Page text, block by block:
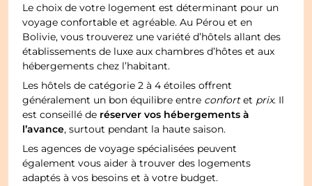
Le choix de votre logement est déterminant pour un
voyage confortable et agréable. Au Pérou et en
Bolivie, vous trouverez une variété d’hôtels allant des
établissements de luxe aux chambres d’hôtes et aux
hébergements chez l’habitant.
Les hôtels de catégorie 2 à 4 étoiles offrent
généralement un bon équilibre entre confortet prix. Il
est conseillé de réserver vos hébergements à
l’avance, surtout pendant la haute saison.
Les agences de voyage spécialisées peuvent
également vous aider à trouver des logements
adaptés à vos besoins et à votre budget.